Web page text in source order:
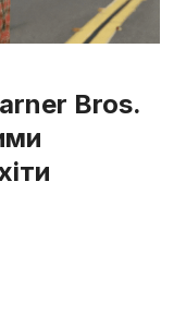
Bros.